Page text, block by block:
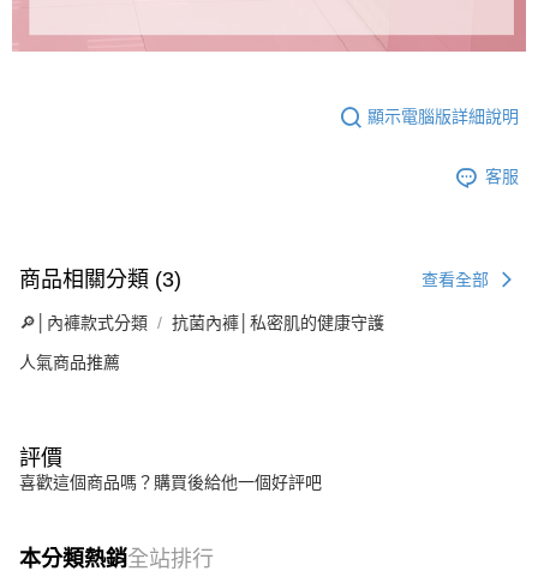
顯示電腦版詳細說明
客服
商品相關分類 (3) 查看全部
🔎│內褲款式分類 抗菌內褲│私密肌的健康守護
人氣商品推薦
評價
喜歡這個商品嗎？購買後給他一個好評吧
本分類熱銷全站排行